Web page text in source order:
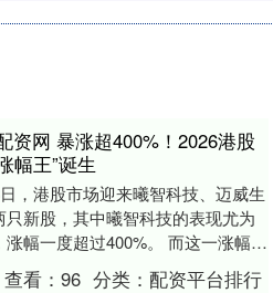
资网 暴涨超400%！2026港股
幅王”诞生
，港股市场迎来曦智科技、迈威生
只新股，其中曦智科技的表现尤为
涨幅一度超过400%。 而这一涨幅，
智科技成为2026年以来港股上市首
查看：96 分类：配资平台排行